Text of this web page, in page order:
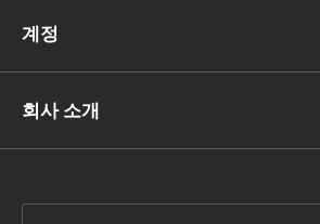
계정
회사 소개